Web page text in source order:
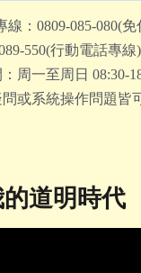
線：0809-085-080(
550(行動電話專線)
周一至周日 08:30-
或系統操作問題皆
道明時代